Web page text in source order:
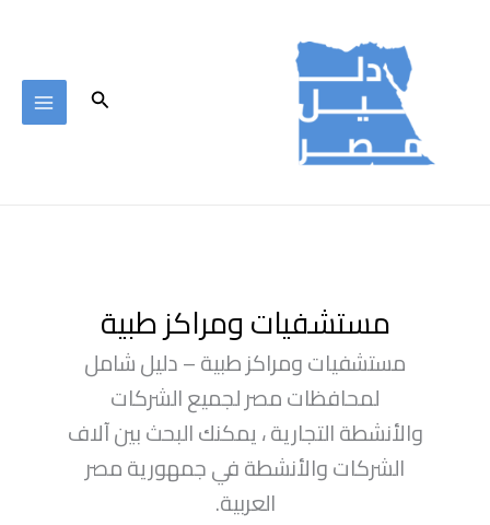
البحث
مستشفيات ومراكز طبية
مستشفيات ومراكز طبية – دليل شامل
لمحافظات مصر لجميع الشركات
والأنشطة التجارية ، يمكنك البحث بين آلاف
الشركات والأنشطة في جمهورية مصر
العربية.